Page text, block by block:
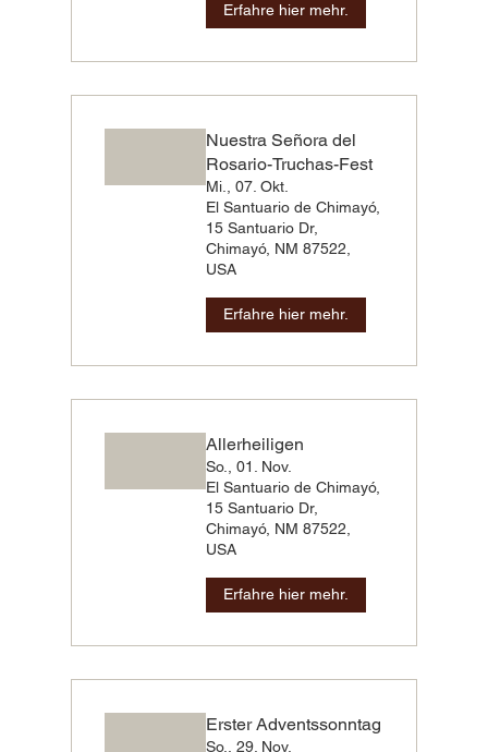
Erfahre hier mehr.
Nuestra Señora del
Rosario-Truchas-Fest
Mi., 07. Okt.
El Santuario de Chimayó,
15 Santuario Dr,
Chimayó, NM 87522,
USA
Erfahre hier mehr.
Allerheiligen
So., 01. Nov.
El Santuario de Chimayó,
15 Santuario Dr,
Chimayó, NM 87522,
USA
Erfahre hier mehr.
Erster Adventssonntag
So., 29. Nov.